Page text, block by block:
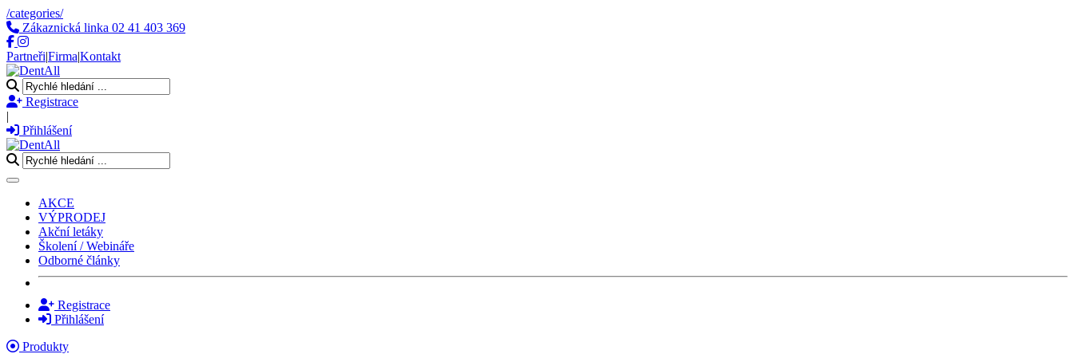
/categories/
Zákaznická linka 02 41 403 369
Partneři|Firma|Kontakt
Registrace
|
Přihlášení
Toggle navigation
AKCE
VÝPRODEJ
Akční letáky
Školení / Webináře
Odborné články
Registrace
Přihlášení
Produkty